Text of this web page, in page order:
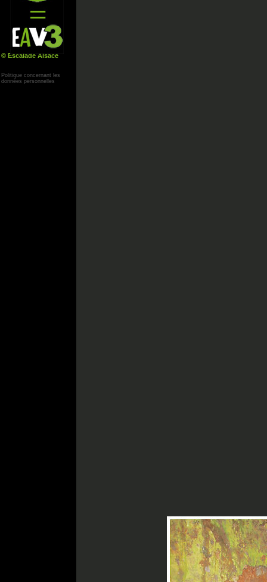
© Escalade Alsace
Politique concernant les
données personnelles